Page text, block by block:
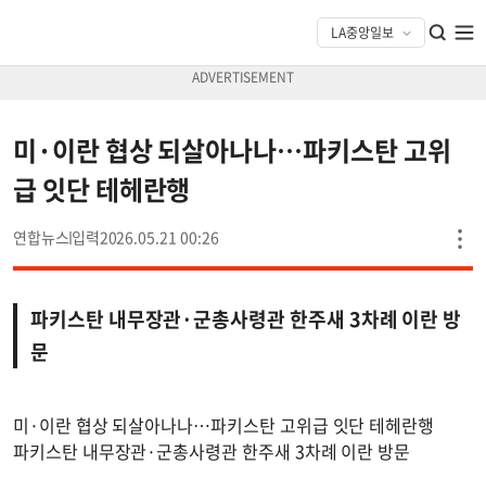
미·이란 협상 되살아나나…파키스탄 고위
급 잇단 테헤란행
연합뉴스 2026.05.21 00:26
파키스탄 내무장관·군총사령관 한주새 3차례 이란 방
문
미·이란 협상 되살아나나…파키스탄 고위급 잇단 테헤란행
파키스탄 내무장관·군총사령관 한주새 3차례 이란 방문